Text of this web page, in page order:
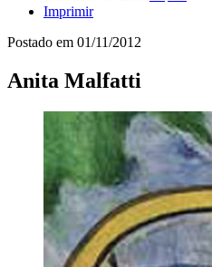
Imprimir
Postado em 01/11/2012
Anita Malfatti